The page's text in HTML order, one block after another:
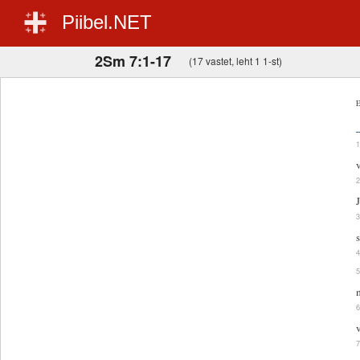
Piibel.NET
2Sm 7:1-17 (17 vastet, leht 1 1-st)
1
2
3
4
5
6
7